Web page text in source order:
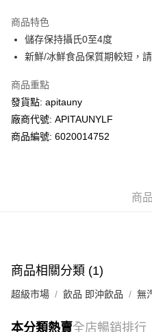
WeChat Pay
送貨上門 (不支援順豐自取點及智
每筆HK$100.00，滿HK$500.00
商品特色
儲存保持攝氏0至4度
新鮮/冰鮮食品保質期較短，
商品重點
發貨點: apitauny
廠商代號: APITAUNYLF
商品編號: 6020014752
商
商品相關分類 (1)
超級市場 飲品 即沖飲品 無
本分類熱賣全店暢銷排行